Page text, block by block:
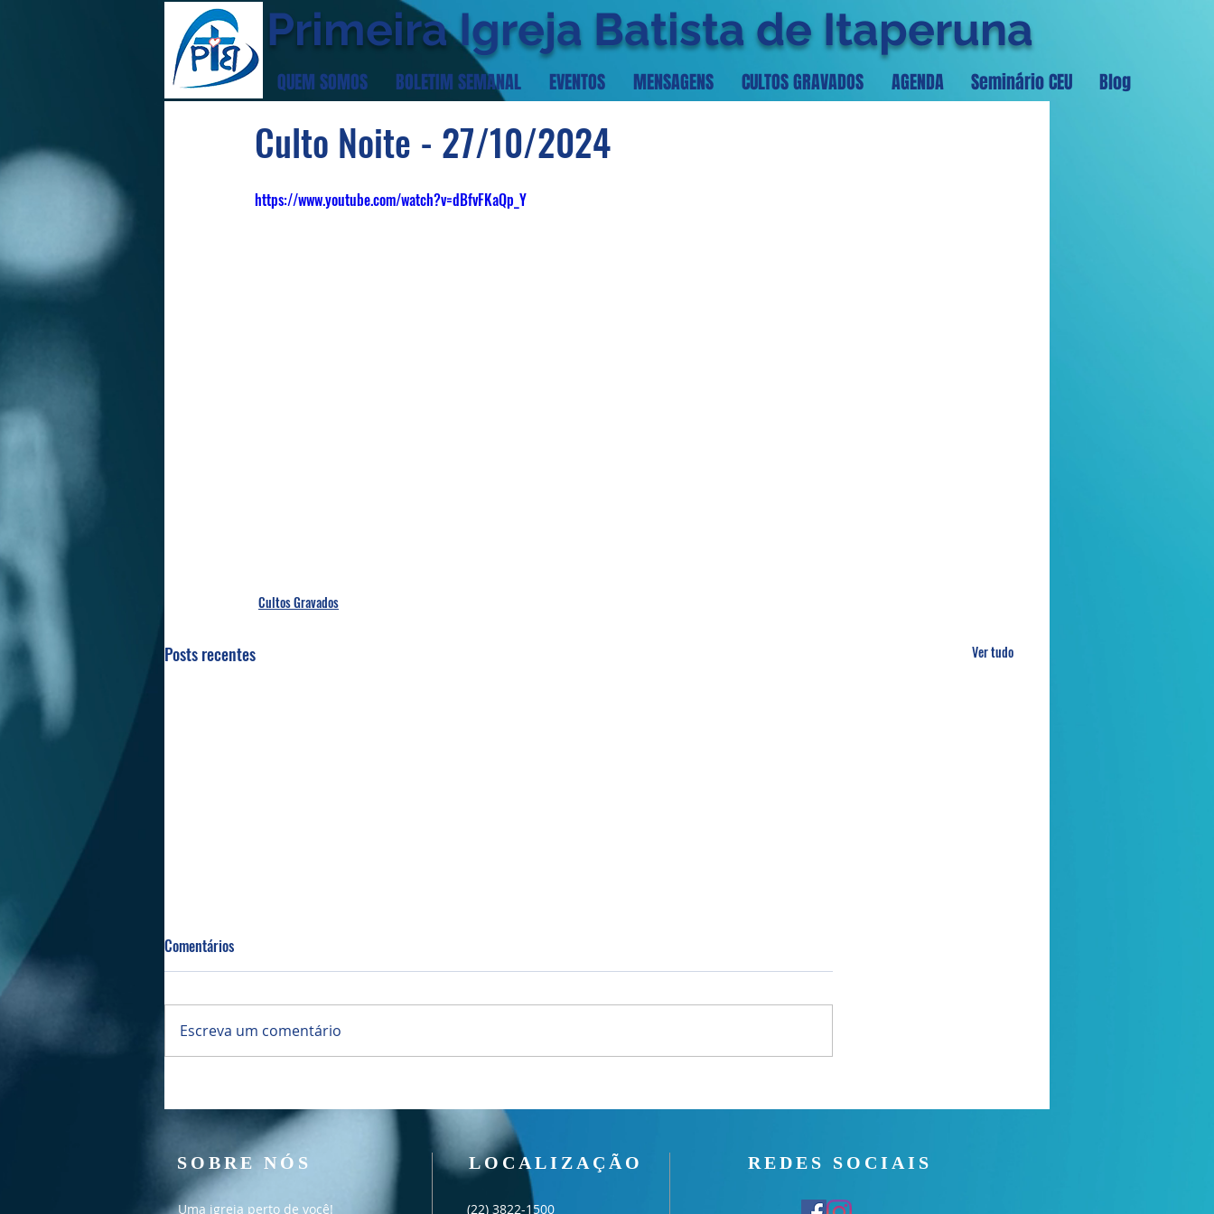
QUEM SOMOS BOLETIM SEMANAL EVENTOS MENSAGENS CULTOS GRAVADOS AGENDA Seminário CEU Blog
Primeira Igreja Batista de Itaperuna
Culto Noite - 27/10/2024
https://www.youtube.com/watch?v=dBfvFKaQp_Y
Cultos Gravados
Posts recentes Ver tudo
Culto Manhã - 02/08/2026 Culto Noite - 02/08/2026 Culto Noite - 26/07/2026
Comentários
Escreva um comentário
SOBRE NÓS
Uma igreja perto de você!
LOCALIZAÇÃO
(22) 3822-1500
REDES SOCIAIS